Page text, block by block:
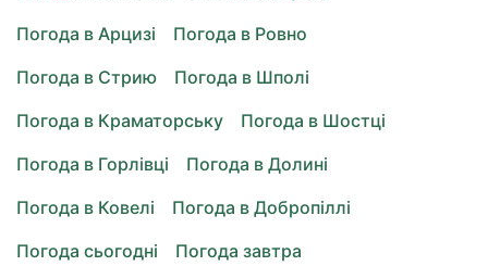
Погода в Арцизі
Погода в Ровно
Погода в Стрию
Погода в Шполі
Погода в Краматорську
Погода в Шостці
Погода в Горлівці
Погода в Долині
Погода в Ковелі
Погода в Добропіллі
Погода сьогодні
Погода завтра